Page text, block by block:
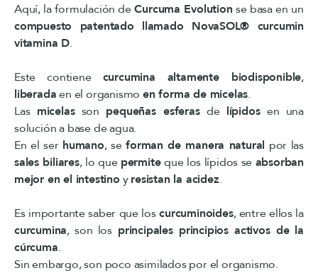
Aquí, la formulación deCurcuma Evolution se basa en un
compuesto patentado llamado NovaSOL® curcumin
vitamina D.
Este contiene curcumina altamente biodisponible,
liberadaen el organismoen forma de micelas.
Las micelasson pequeñas esferasde lípidosen una
solución a base de agua.
En el ser humano, seforman de manera natural por las
sales biliares, lo que permiteque los lípidos se absorban
mejor en el intestino yresistan la acidez.
Es importante saber que loscurcuminoides, entre ellos la
curcumina, son losprincipales principios activos de la
cúrcuma.
Sin embargo, son poco asimilados por el organismo.